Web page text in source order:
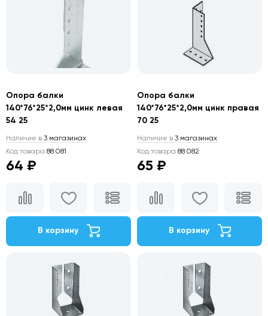
Опора балки
140*76*25*2,0мм цинк левая
54 25
Наличие в 3 магазинах
Код товара 88 081
64 ₽
В корзину
Опора балки
140*76*25*2,0мм цинк правая
70 25
Наличие в 3 магазинах
Код товара 88 082
65 ₽
В корзину